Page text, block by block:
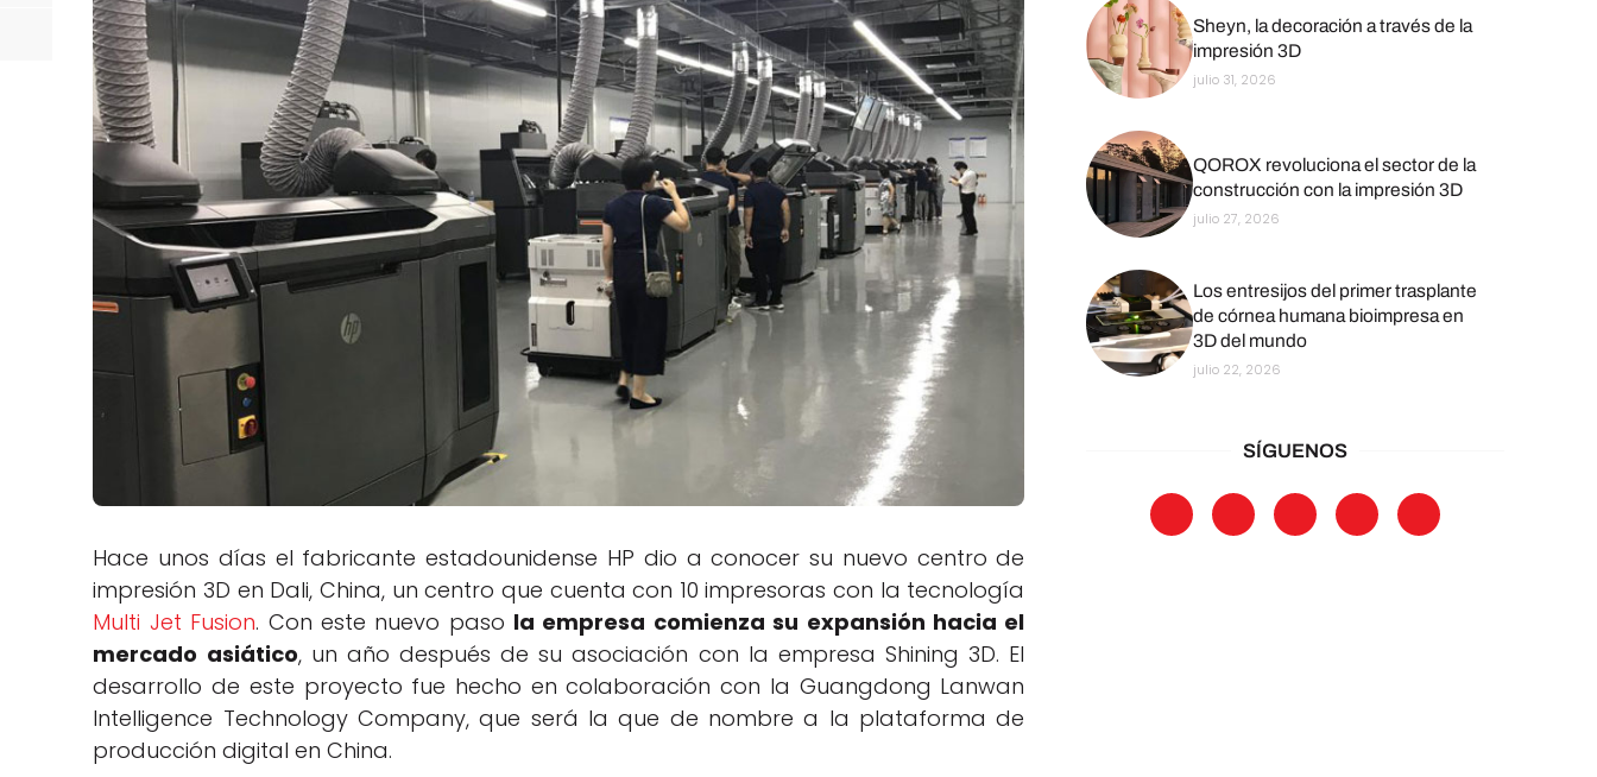
Negocios
Rankings 3D
Softwares 3D
Vídeos
Hace unos días el fabricante estadounidense HP dio a conocer su nuevo centro de
impresión 3D en Dali, China, un centro que cuenta con 10 impresoras con la tecnología
Multi Jet Fusion. Con este nuevo paso la empresa comienza su expansión hacia el
mercado asiático, un año después de su asociación con la empresa Shining 3D. El
desarrollo de este proyecto fue hecho en colaboración con la Guangdong Lanwan
Intelligence Technology Company, que será la que de nombre a la plataforma de
producción digital en China.
Sheyn, la decoración a través de la
impresión 3D
julio 31, 2026
QOROX revoluciona el sector de la
construcción con la impresión 3D
julio 27, 2026
Los entresijos del primer trasplante
de córnea humana bioimpresa en
3D del mundo
julio 22, 2026
SÍGUENOS